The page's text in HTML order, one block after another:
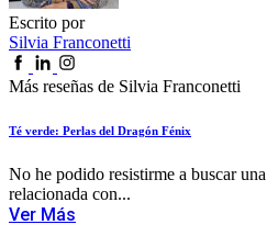
Escrito por
Silvia Franconetti
Más reseñas de Silvia Franconetti
Té verde: Perlas del Dragón Fénix
No he podido resistirme a buscar
relacionada con...
Ver Más